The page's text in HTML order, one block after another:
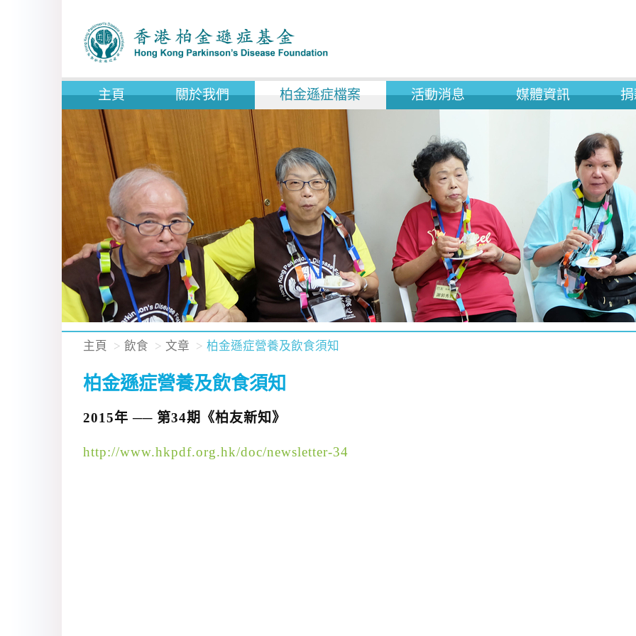
主頁 關於我們 柏金遜症檔案 活動消息 媒體資訊
主頁 飲食 文章 柏金遜症營養及飲食須知
柏金遜症營養及飲食須知
2015年 ── 第34期《柏友新知》
http://www.hkpdf.org.hk/doc/newsletter-34